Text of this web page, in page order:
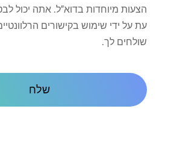
על
קשר
הצעות מיוחדות בדוא"ל. אתה יכול
עת על ידי שימוש בקישורים
שולחים לך.